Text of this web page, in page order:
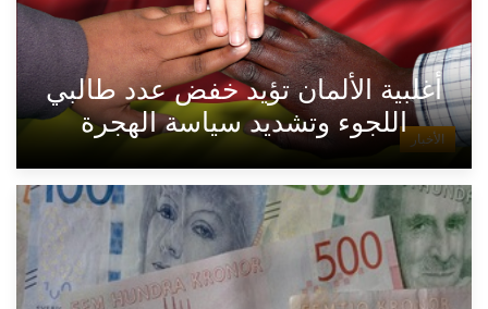
الأخبار
أغلبية الألمان تؤيد خفض عدد طالبي
اللجوء وتشديد سياسة الهجرة